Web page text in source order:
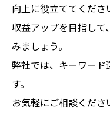
向上に役立ててくださ
収益アップを目指して
みましょう。
弊社では、キーワード
す。
お気軽にご相談くださ